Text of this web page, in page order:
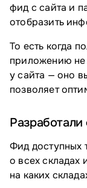
фид с сайта и
отобразить
То есть когда
приложению не
у сайта — оно
позволяет
Фид доступных
о всех складах
на каких